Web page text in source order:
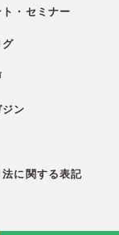
・セミナー
ン
に関する表記